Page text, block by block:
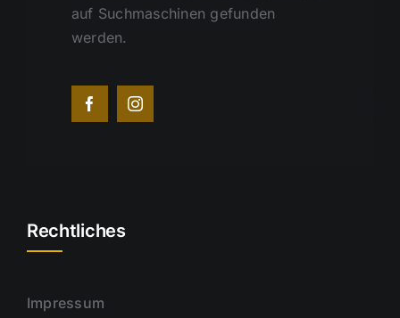
auf Suchmaschinen gefunden
werden.
Rechtliches
Impressum